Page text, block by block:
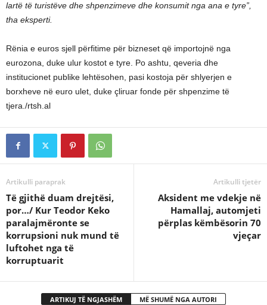
lartë të turistëve dhe shpenzimeve dhe konsumit nga ana e tyre”,
tha eksperti.
Rënia e euros sjell përfitime për bizneset që importojnë nga
eurozona, duke ulur kostot e tyre. Po ashtu, qeveria dhe
institucionet publike lehtësohen, pasi kostoja për shlyerjen e
borxheve në euro ulet, duke çliruar fonde për shpenzime të
tjera./rtsh.al
Artikulli paraprak
Të gjithë duam drejtësi,
por…/ Kur Teodor Keko
paralajmëronte se
korrupsioni nuk mund të
luftohet nga të
korruptuarit
Artikulli tjetër
Aksident me vdekje në
Hamallaj, automjeti
përplas këmbësorin 70
vjeçar
ARTIKUJ TË NGJASHËM MË SHUMË NGA AUTORI